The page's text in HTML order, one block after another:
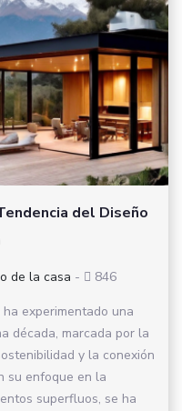
del Diseño
de la casa -
846
experimentado una
década, marcada por la
y la conexión
su enfoque en la
superfluos, se ha